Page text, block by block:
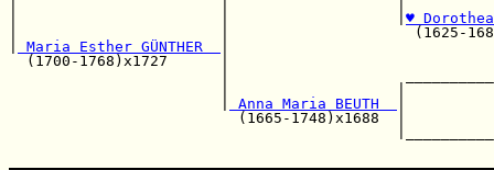
♥
|                       |
Maria Esther GÜNTHER
(1700-1768)x1727      |
Anna Maria BEUTH
(1665-